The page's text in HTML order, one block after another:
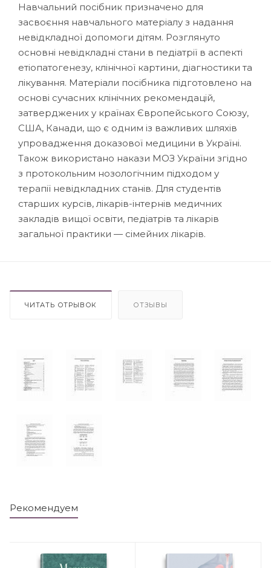
Навчальний посібник призначено для
засвоєння навчального матеріалу з на­дання
невідкладної допомоги дітям. Розглянуто
основні невідкладні стани в пе­діатрії в аспекті
етіопатогенезу, клінічної картини, діагностики та
лікування. Матеріали посібника підготовлено на
основі сучасних клінічних рекомен­дацій,
затверджених у країнах Європейського Союзу,
США, Канади, що є од­ним із важливих шляхів
упровадження доказової медицини в Україні.
Також використано накази МОЗ України згідно
з протокольним нозологічним підхо­дом у
терапії невідкладних станів. Для студентів
старших курсів, лікарів-інтернів медичних
закладів вищої освіти, педіатрів та лікарів
загальної практики — сімейних лікарів.
ЧИТАТЬ ОТРЫВОК ОТЗЫВЫ
Рекомендуем